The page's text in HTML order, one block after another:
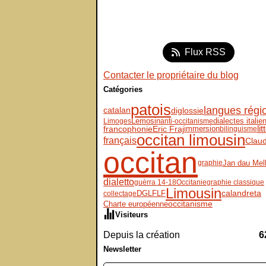
Flux RSS
Contacter le propriétaire du blog
Catégories
catalanpatoisdiglossielangues
LimogesLemosinanti-occitanismedialectes
francophonieEric Frajimmersionbilinguisme
françaisoccitan limousin
occitan graphieJan dau
dialettoguèrra 14-18Occitaniegraphie classique
collectageDGLFLFLimousincalandreta
Charte européenneoccitanisme
Visiteurs
Depuis la création
Newsletter